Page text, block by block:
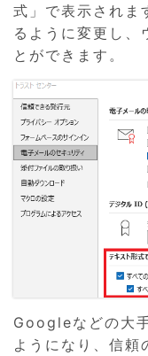
式」で表示されま
るように変更し、
とができます。
Googleなどの大
ようになり、信